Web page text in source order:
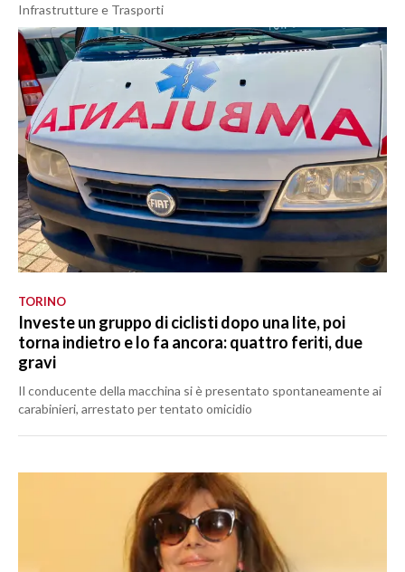
Infrastrutture e Trasporti
TORINO
Investe un gruppo di ciclisti dopo una lite, poi
torna indietro e lo fa ancora: quattro feriti, due
gravi
Il conducente della macchina si è presentato spontaneamente ai
carabinieri, arrestato per tentato omicidio